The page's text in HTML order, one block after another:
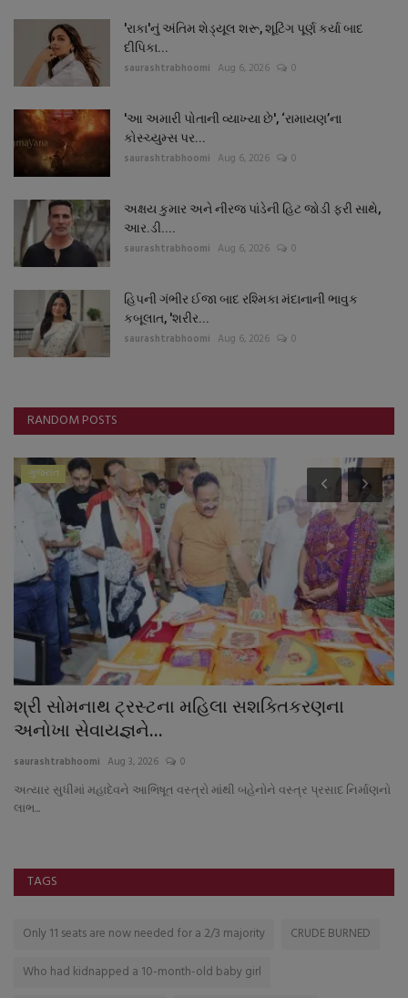
'રાકા'નું અંતિમ શેડ્યૂલ શરૂ, શૂટિંગ પૂર્ણ કર્યા બાદ
દીપિકા...
saurashtrabhoomi Aug 6, 2026 0
'આ અમારી પોતાની વ્યાખ્યા છે', ‘રામાયણ’ના
કોસ્ચ્યુમ્સ પર...
saurashtrabhoomi Aug 6, 2026 0
અક્ષય કુમાર અને નીરજ પાંડેની હિટ જોડી ફરી સાથે,
આર.ડી....
saurashtrabhoomi Aug 6, 2026 0
હિપની ગંભીર ઈજા બાદ રશ્મિકા મંદાનાની ભાવુક
કબૂલાત, 'શરીર...
saurashtrabhoomi Aug 6, 2026 0
RANDOM POSTS
ગુજરાત
શ્રી સોમનાથ ટ્રસ્ટના મહિલા સશક્તિકરણના
અનોખા સેવાયજ્ઞને...
saurashtrabhoomi Aug 3, 2026 0
અત્યાર સુધીમાં મહાદેવને આભિષૂત વસ્ત્રો માંથી બહેનોને વસ્ત્ર પ્રસાદ નિર્માણનો
લાભ...
TAGS
Only 11 seats are now needed for a 2/3 majority
CRUDE BURNED
Who had kidnapped a 10-month-old baby girl